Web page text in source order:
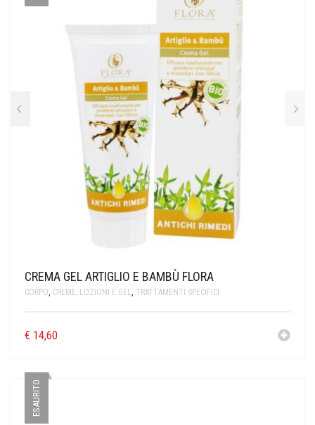
CREMA GEL ARTIGLIO E BAMBÙ FLORA
CORPO, CREME, LOZIONI E GEL, TRATTAMENTI SPECIFICI
€ 14,60
ESAURITO